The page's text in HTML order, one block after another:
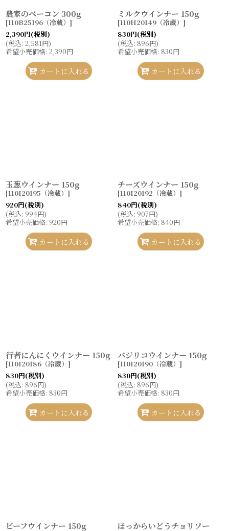
農家のベーコン 300g
[110B25196（冷蔵） ]
2,390円(税別)
(税込: 2,581円)
希望小売価格: 2,390円
カートに入れる
ミルクウインナー 150g
[110H20149（冷蔵） ]
830円(税別)
(税込: 896円)
希望小売価格: 830円
カートに入れる
玉葱ウインナー 150g
[110I20195（冷蔵） ]
920円(税別)
(税込: 994円)
希望小売価格: 920円
カートに入れる
チーズウインナー 150g
[110I20192（冷蔵） ]
840円(税別)
(税込: 907円)
希望小売価格: 840円
カートに入れる
行者にんにくウインナー 150g
[110I20186（冷蔵） ]
830円(税別)
(税込: 896円)
希望小売価格: 830円
カートに入れる
バジリコウインナー 150g
[110I20190（冷蔵） ]
830円(税別)
(税込: 896円)
希望小売価格: 830円
カートに入れる
ビーフウインナー 150g
ほっからいどうチョリソー